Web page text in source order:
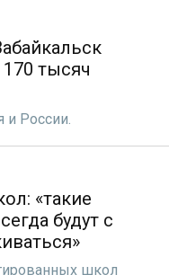
тысяч
и России.
«такие
будут с
школ